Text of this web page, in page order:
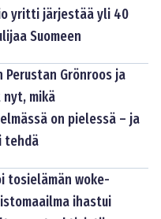
yritti järjestää yli 40
Suomeen
Perustan Grönroos ja
mikä
on pielessä – ja
tehdä
tosielämän woke-
ihastui